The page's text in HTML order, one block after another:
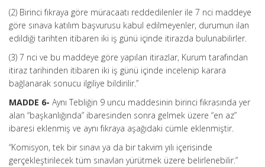
(2) Birinci fıkraya göre müracaatı reddedilenler ile 7 nci maddeye
göre sınava katılım başvurusu kabul edilmeyenler, durumun ilan
edildiği tarihten itibaren iki iş günü içinde itirazda bulunabilirler.
(3) 7 nci ve bu maddeye göre yapılan itirazlar, Kurum tarafından
itiraz tarihinden itibaren iki iş günü içinde incelenip karara
bağlanarak sonucu ilgiliye bildirilir.”
MADDE 6- Aynı Tebliğin 9 uncu maddesinin birinci fıkrasında yer
alan “başkanlığında” ibaresinden sonra gelmek üzere “en az”
ibaresi eklenmiş ve aynı fıkraya aşağıdaki cümle eklenmiştir.
“Komisyon, tek bir sınavı ya da bir takvim yılı içerisinde
gerçekleştirilecek tüm sınavları yürütmek üzere belirlenebilir.”